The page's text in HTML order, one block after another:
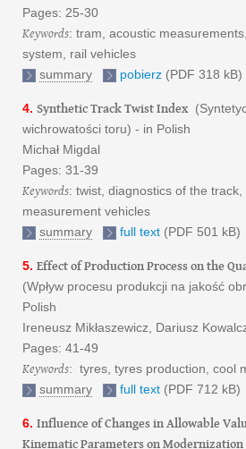
Pages: 25-30
Keywords: tram, acoustic
system, rail vehicles
summary
pobierz (PDF 318 kB)
4. Synthetic Track Twist Index
wichrowatości toru) - in Polish
Michał Migdal
Pages: 31-39
Keywords: twist, diagnostics of the
measurement vehicles
summary
full text (PDF 501 kB)
5. Effect of Production Process on the
(Wpływ procesu produkcji na jakość
Polish
Ireneusz Mikłaszewicz, Dariusz
Pages: 41-49
Keywords: tyres, tyres production, cool
summary
full text (PDF 712 kB)
6. Influence of Changes in Allowable
Kinematic Parameters on